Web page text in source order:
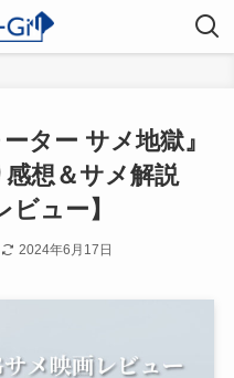
ター サメ地獄』
想＆サメ解説
ビュー】
2024年6月17日